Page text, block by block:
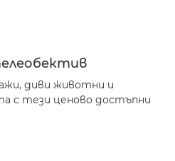
диви животни и
с тези ценово достъпни